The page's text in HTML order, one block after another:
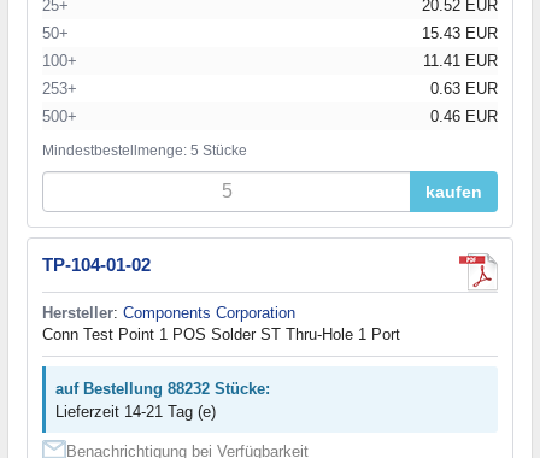
25+
20.52 EUR
50+
15.43 EUR
100+
11.41 EUR
253+
0.63 EUR
500+
0.46 EUR
Mindestbestellmenge: 5 Stücke
kaufen
TP-104-01-02
Hersteller: Components Corporation
Conn Test Point 1 POS Solder ST Thru-Hole 1 Port
auf Bestellung 88232 Stücke:
Lieferzeit 14-21 Tag (e)
Benachrichtigung bei Verfügbarkeit